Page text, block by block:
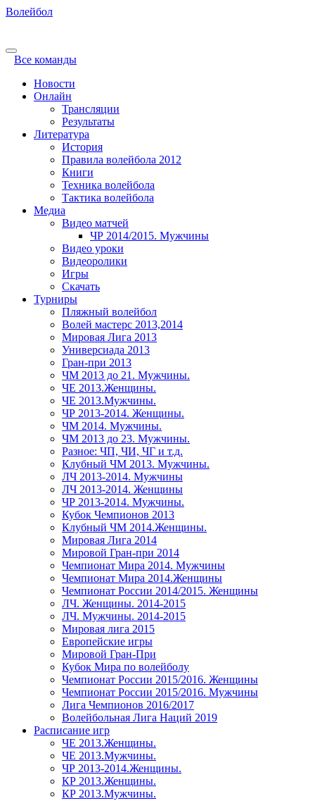
Волейбол
Все команды
Новости
Онлайн
Трансляции
Результаты
Литература
История
Правила волейбола 2012
Книги
Техника волейбола
Тактика волейбола
Медиа
Видео матчей
ЧР 2014/2015. Мужчины
Видео уроки
Видеоролики
Игры
Скачать
Турниры
Пляжный волейбол
Волей мастерс 2013,2014
Мировая Лига 2013
Универсиада 2013
Гран-при 2013
ЧМ 2013 до 21. Мужчины.
ЧЕ 2013.Женщины.
ЧЕ 2013.Мужчины.
ЧР 2013-2014. Женщины.
ЧМ 2014. Мужчины.
ЧМ 2013 до 23. Мужчины.
Разное: ЧП, ЧИ, ЧГ и т.д.
Клубный ЧМ 2013. Мужчины.
ЛЧ 2013-2014. Мужчины
ЛЧ 2013-2014. Женщины
ЧР 2013-2014. Мужчины.
Кубок Чемпионов 2013
Клубный ЧМ 2014.Женщины.
Мировая Лига 2014
Мировой Гран-при 2014
Чемпионат Мира 2014. Мужчины
Чемпионат Мира 2014.Женщины
Чемпионат России 2014/2015. Женщины
ЛЧ. Женщины. 2014-2015
ЛЧ. Мужчины. 2014-2015
Мировая лига 2015
Европейские игры
Мировой Гран-При
Кубок Мира по волейболу
Чемпионат России 2015/2016. Женщины
Чемпионат России 2015/2016. Мужчины
Лига Чемпионов 2016/2017
Волейбольная Лига Наций 2019
Расписание игр
ЧЕ 2013.Женщины.
ЧЕ 2013.Мужчины.
ЧР 2013-2014.Женщины.
КР 2013.Женщины.
КР 2013.Мужчины.